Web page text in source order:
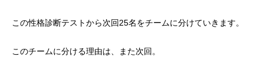
この性格診断テストから次回25名をチームに分けていきます。
このチームに分ける理由は、また次回。